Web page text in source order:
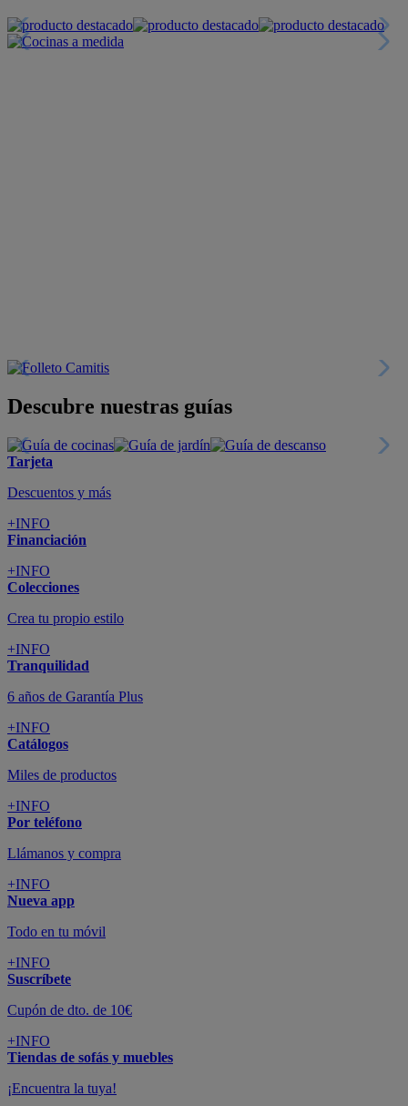
Descubre nuestras guías
Tarjeta
Descuentos y más
+INFO
Financiación
+INFO
Colecciones
Crea tu propio estilo
+INFO
Tranquilidad
6 años de Garantía Plus
+INFO
Catálogos
Miles de productos
+INFO
Por teléfono
Llámanos y compra
+INFO
Nueva app
Todo en tu móvil
+INFO
Suscríbete
Cupón de dto. de 10€
+INFO
Tiendas de sofás y muebles
¡Encuentra la tuya!